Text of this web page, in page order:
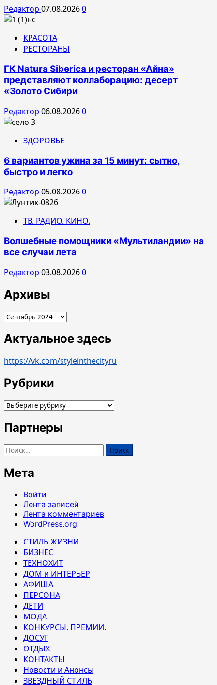
Редактор 07.08.20260
КРАСОТА
РЕСТОРАНЫ
ГК Natura Siberica и ресторан «Айна»
представляют коллаборацию: десерт
«Золото Сибири
Редактор 06.08.20260
ЗДОРОВЬЕ
6 вариантов ужина за 15 минут: сытно,
быстро и легко
Редактор 05.08.20260
ТВ. РАДИО. КИНО.
Волшебные помощники «Мультиландии» на
все случаи лета
Редактор 03.08.20260
Архивы
Архивы
Актуальное здесь
https://vk.com/styleinthecityru
Рубрики
Рубрики
Партнеры
Найти:
Мета
Войти
Лента записей
Лента комментариев
WordPress.org
СТИЛЬ ЖИЗНИ
БИЗНЕС
ТЕХНОХИТ
ДОМ и ИНТЕРЬЕР
АФИША
ПЕРСОНА
ДЕТИ
МОДА
КОНКУРСЫ. ПРЕМИИ.
ДОСУГ
ОТДЫХ
КОНТАКТЫ
Новости и Анонсы
ЗВЕЗДНЫЙ СТИЛЬ